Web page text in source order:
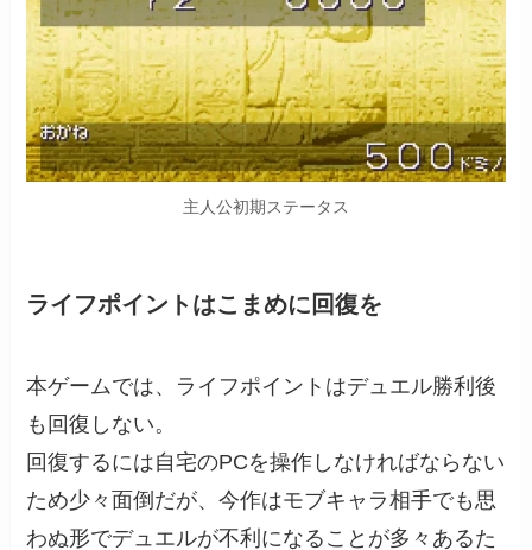
主人公初期ステータス
ライフポイントはこまめに回復を
本ゲームでは、ライフポイントはデュエル勝利後
も回復しない。
回復するには自宅のPCを操作しなければならない
ため少々面倒だが、今作はモブキャラ相手でも思
わぬ形でデュエルが不利になることが多々あるた